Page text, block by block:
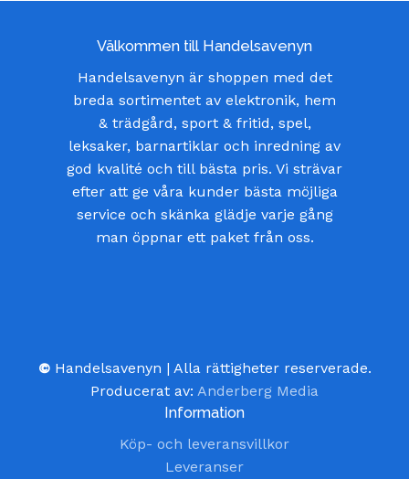
Välkommen till Handelsavenyn
Handelsavenyn är shoppen med det
breda sortimentet av elektronik, hem
& trädgård, sport & fritid, spel,
leksaker, barnartiklar och inredning av
god kvalité och till bästa pris. Vi strävar
efter att ge våra kunder bästa möjliga
service och skänka glädje varje gång
man öppnar ett paket från oss.
© Handelsavenyn | Alla rättigheter reserverade.
Producerat av: Anderberg Media
Information
Köp- och leveransvillkor
Leveranser